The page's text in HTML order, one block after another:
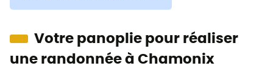
Votre panoplie pour réaliser
une randonnée à Chamonix